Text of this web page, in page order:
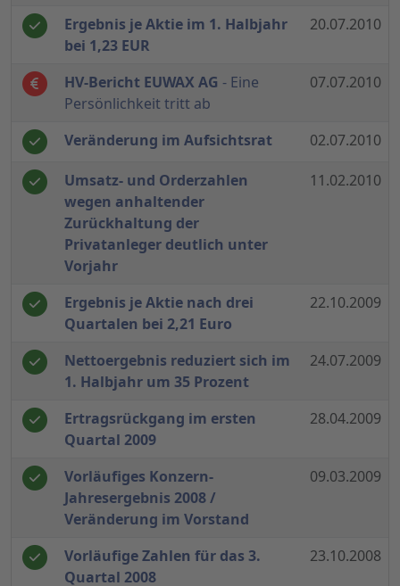
Ergebnis je Aktie im 1. Halbjahr
bei 1,23 EUR
20.07.2010
HV-Bericht EUWAX AG - Eine
Persönlichkeit tritt ab
07.07.2010
Veränderung im Aufsichtsrat 02.07.2010
Umsatz- und Orderzahlen
wegen anhaltender
Zurückhaltung der
Privatanleger deutlich unter
Vorjahr
11.02.2010
Ergebnis je Aktie nach drei
Quartalen bei 2,21 Euro
22.10.2009
Nettoergebnis reduziert sich im
1. Halbjahr um 35 Prozent
24.07.2009
Ertragsrückgang im ersten
Quartal 2009
28.04.2009
Vorläufiges Konzern-
Jahresergebnis 2008 /
Veränderung im Vorstand
09.03.2009
Vorläufige Zahlen für das 3.
Quartal 2008
23.10.2008